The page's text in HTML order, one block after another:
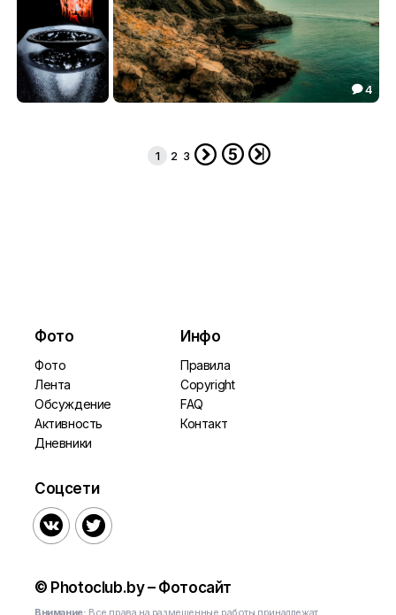
 4
1 2 3   
Фото
Фото
Лента
Обсуждение
Активность
Дневники
Инфо
Правила
Copyright
FAQ
Контакт
Соцсети
 
© Photoclub.by – Фотосайт